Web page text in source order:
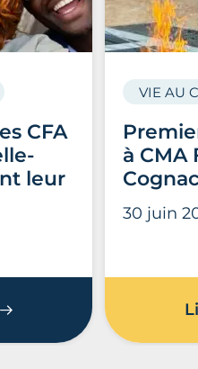
CFA
leur
2026 : les CFA
à CMA
VIE AU
30 juin